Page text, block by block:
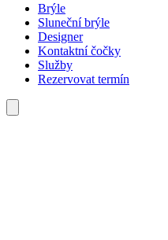
Brýle
Sluneční brýle
Designer
Kontaktní čočky
Služby
Rezervovat termín